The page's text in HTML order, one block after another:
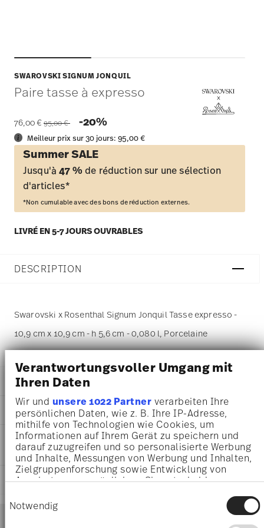
Verantwortungsvoller Umgang mit
Ihren Daten
Wir und unsere 1022 Partnerverarbeiten Ihre
persönlichen Daten, wie z. B. Ihre IP-Adresse,
mithilfe von Technologien wie Cookies, um
Informationen auf Ihrem Gerät zu speichern und
darauf zuzugreifen und so personalisierte Werbung
und Inhalte, Messungen von Werbung und Inhalten,
Zielgruppenforschung sowie Entwicklung von
Angeboten zu ermöglichen. Sie entscheiden
Sie können Ihre Einwilligung jederzeit über die
Cookie-Erklärung oder durch Klicken auf das
Privacy Trigger Symbol ändern oder widerrufen
Notwendig
SWAROVSKI SIGNUM JONQUIL
Paire tasse à expresso
76,00 € Price reduced from
95,00 € -20%
Meilleur prix sur 30 jours:95,00 €
Summer SALE
Jusqu'à47 %de réduction sur une sélection
d'articles*
*Non cumulable avec des bons de réduction externes.
LIVRÉ EN 5-7 JOURS OUVRABLES
DESCRIPTION
Swarovski x Rosenthal Signum Jonquil Tasse expresso -
10,9 cm x 10,9 cm - h 5,6 cm - 0,080 l, Porcelaine
DÉTAILS
Swarovski x Rosenthal
Swarovski SIGNUM
Jonquil
Porcelaine
Jonquil
10570-426352-14715
9009656484982
DIMENSIONS
10,90 cm
10,90 cm
5,60 cm
0.08 l
136 gr
INSTRUCTIONS D'ENTRETIEN ET DE
SÉCURITÉ
EXPÉDITION ET RETOURS
Services